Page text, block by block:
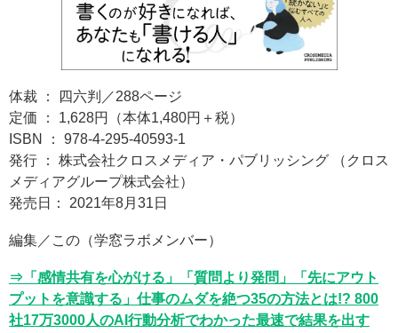
体裁 ： 四六判／288ページ
定価 ： 1,628円（本体1,480円＋税）
ISBN ： 978-4-295-40593-1
発行 ： 株式会社クロスメディア・パブリッシング （クロス
メディアグループ株式会社）
発売日： 2021年8月31日
編集／この（学窓ラボメンバー）
⇒「感情共有を心がける」「質問より発問」「先にアウト
プットを意識する」仕事のムダを絶つ35の方法とは!? 800
社17万3000人のAI行動分析でわかった最速で結果を出す